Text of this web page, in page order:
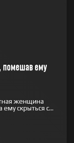
помешав ему
женщина
скрыться с...